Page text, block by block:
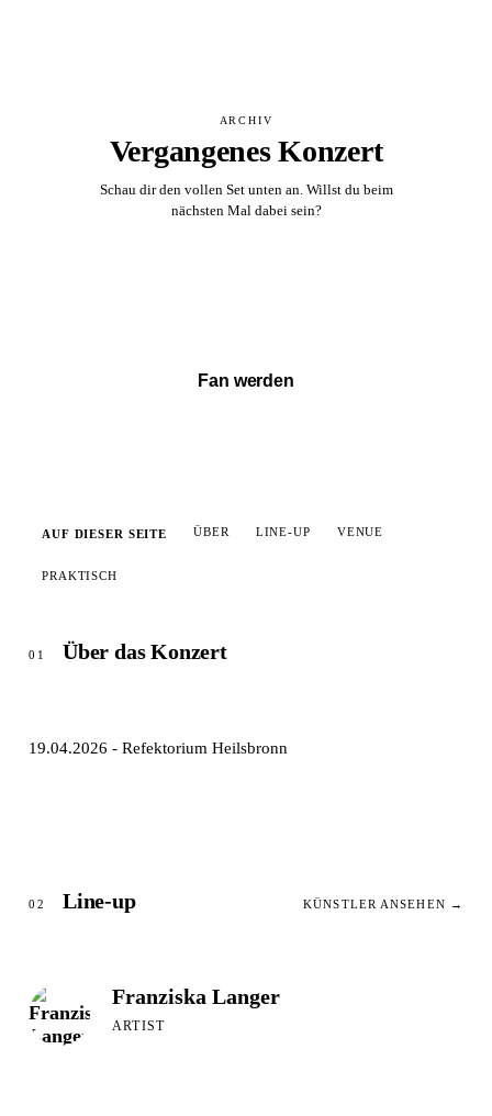
ARCHIV
Vergangenes Konzert
Schau dir den vollen Set unten an. Willst du beim
nächsten Mal dabei sein?
Fan werden
AUF DIESER SEITE ÜBER LINE-UP VENUE
PRAKTISCH
01 Über das Konzert
19.04.2026 - Refektorium Heilsbronn
02 Line-up KÜNSTLER ANSEHEN →
Franziska Langer
ARTIST